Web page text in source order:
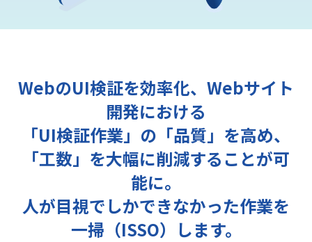
WebのUI検証を効率化、Webサイト
開発における
「UI検証作業」の「品質」を高め、
「工数」を大幅に削減することが可
能に。
人が目視でしかできなかった作業を
一掃（ISSO）します。